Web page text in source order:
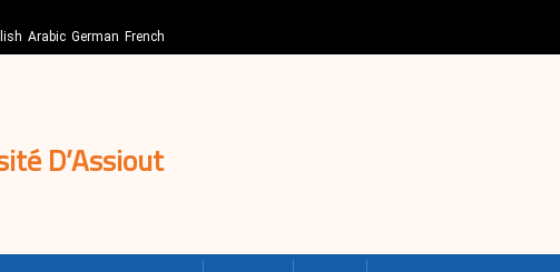
Arabic German French
D’Assiout